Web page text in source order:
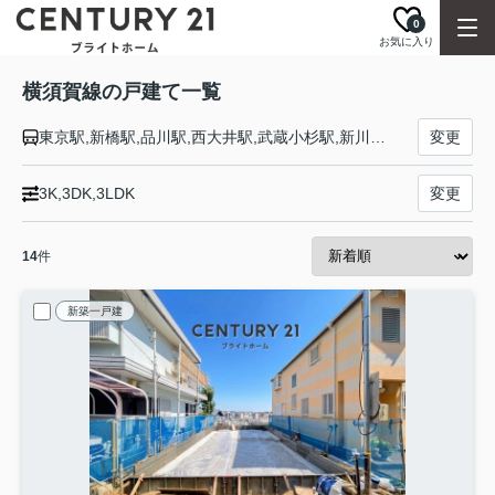
お気に入り
0
横須賀線の戸建て一覧
変更
3K,3DK,3LDK 変更
14件
新築一戸建